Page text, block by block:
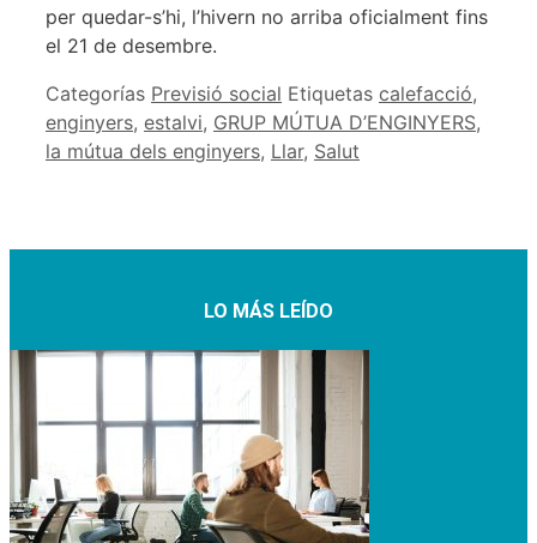
per quedar-s’hi, l’hivern no arriba oficialment fins
el 21 de desembre.
Categorías Previsió social Etiquetas calefacció,
enginyers, estalvi, GRUP MÚTUA D’ENGINYERS,
la mútua dels enginyers, Llar, Salut
LO MÁS LEÍDO